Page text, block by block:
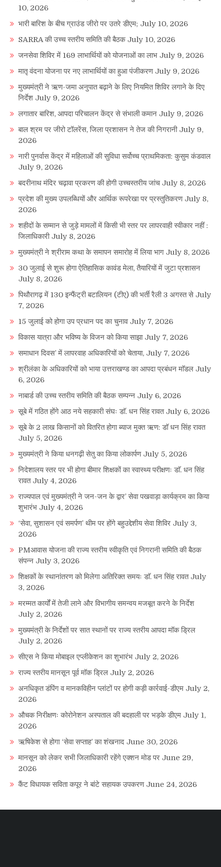
10, 2026
भारी बारिश के बीच ग्राउंड जीरो पर उतरे डीएम; July 10, 2026
SARRA की उच्च स्तरीय समिति की बैठक July 10, 2026
जनसेवा शिविर में 169 लाभार्थियों को योजनाओं का लाभ July 9, 2026
मातृ वंदना योजना पर नए लाभार्थियों का हुआ पंजीकरण July 9, 2026
मुख्यमंत्री ने ऋण-जमा अनुपात बढ़ाने के लिए नियमित शिविर लगाने के दिए
निर्देश July 9, 2026
लगातार बारिश, आपदा परिचालन केंद्र से संभाली कमान July 9, 2026
बाल श्रम पर जीरो टॉलरेंस, जिला प्रशासन ने तेज की निगरानी July 9,
2026
नारी पुनर्वास केंद्र में महिलाओं की सुविधा सर्वोच्च प्राथमिकता: कुसुम कंडवाल
July 9, 2026
बदरीनाथ मंदिर चढ़ावा प्रकरण की होगी उच्चस्तरीय जांच July 8, 2026
प्रदेश की मुख्य उपलब्धियों और आर्थिक रूपरेखा पर प्रस्तुतिकरण July 8,
2026
शहीदों के सम्मान से जुड़े मामलों में किसी भी स्तर पर लापरवाही स्वीकार नहीं :
जिलाधिकारी July 8, 2026
मुख्यमंत्री ने श्रीराम कथा के समापन समारोह में लिया भाग July 8, 2026
30 जुलाई से शुरू होगा ऐतिहासिक कावंड मेला, तैयारियों में जुटा प्रशासन
July 8, 2026
पिथौरागढ़ में 130 इन्फैंट्री बटालियन (टीए) की भर्ती रैली 3 अगस्त से July
7, 2026
15 जुलाई को होगा उप प्रधान पद का चुनाव July 7, 2026
विकास यात्रा और भविष्य के विजन को किया साझा July 7, 2026
समाधान दिवस’ में लापरवाह अधिकारियों को चेताया, July 7, 2026
श्रीलंका के अधिकारियों को भाया उत्तराखण्ड का आपदा प्रबंधन माॅडल July
6, 2026
नाबार्ड की उच्च स्तरीय समिति की बैठक सम्पन्न July 6, 2026
सूबे में गठित होंगे आठ नये सहकारी संघः डाॅ. धन सिंह रावत July 6, 2026
सूबे के 2 लाख किसानों को वितरित होगा ब्याज मुक्त ऋण: डॉ धन सिंह रावत
July 5, 2026
मुख्यमंत्री ने किया धनगढ़ी सेतु का किया लोकार्पण July 5, 2026
निदेशालय स्तर पर भी होगा बीमार शिक्षकों का स्वास्थ्य परीक्षणः डाॅ. धन सिंह
रावत July 4, 2026
राज्यपाल एवं मुख्यमंत्री ने जन-जन के द्वार’ सेवा पखवाड़ा कार्यक्रम का किया
शुभारंभ July 4, 2026
‘सेवा, सुशासन एवं समर्पण’ थीम पर होंगे बहुउद्देशीय सेवा शिविर July 3,
2026
PMआवास योजना की राज्य स्तरीय स्वीकृति एवं निगरानी समिति की बैठक
संपन्न July 3, 2026
शिक्षकों के स्थानांतरण को मिलेगा अतिरिक्त समयः डाॅ. धन सिंह रावत July
3, 2026
मरम्मत कार्यों में तेजी लाने और विभागीय समन्वय मजबूत करने के निर्देश
July 2, 2026
मुख्यमंत्री के निर्देशों पर सात स्थानों पर राज्य स्तरीय आपदा मॉक ड्रिल
July 2, 2026
सीएस ने किया मोबाइल एप्लीकेशन का शुभारंभ July 2, 2026
राज्य स्तरीय मानसून पूर्व मॉक ड्रिल July 2, 2026
अनधिकृत डंपिंग व मानकविहीन प्लांटों पर होगी कड़ी कार्रवाई-डीएम July 2,
2026
औचक निरीक्षणः कोरोनेशन अस्पताल की बदहाली पर भड़के डीएम July 1,
2026
ऋषिकेश से होगा ‘सेवा सप्ताह’ का शंखनाद June 30, 2026
मानसून को लेकर सभी जिलाधिकारी रहेंगे एक्शन मोड पर June 29,
2026
कैंट विधायक सविता कपूर ने बांटे सहायक उपकरण June 24, 2026